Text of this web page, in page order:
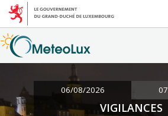
06/08/2026
VIGILANCES